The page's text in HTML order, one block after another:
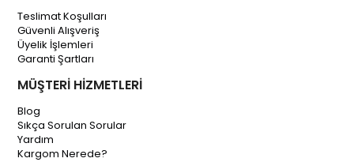
Teslimat Koşulları
Güvenli Alışveriş
Üyelik İşlemleri
Garanti Şartları
MÜŞTERİ HİZMETLERİ
Blog
Sıkça Sorulan Sorular
Yardım
Kargom Nerede?